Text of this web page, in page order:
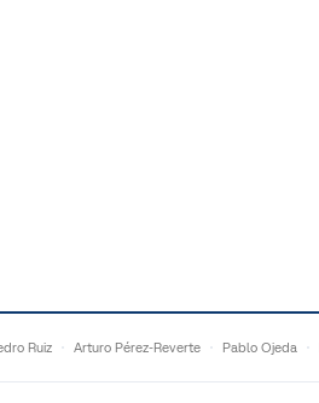
Ruiz Arturo Pérez-Reverte Pablo Ojeda